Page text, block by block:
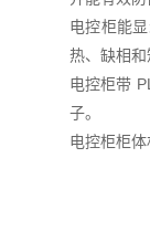
电控柜能
热、缺相
电控柜带
子。
电控柜柜